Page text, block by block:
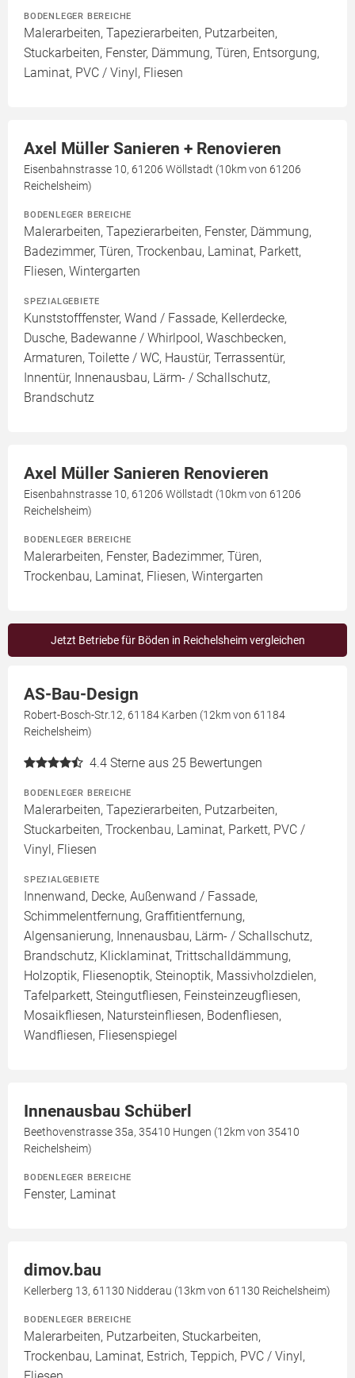
BODENLEGER BEREICHE
Malerarbeiten, Tapezierarbeiten, Putzarbeiten,
Stuckarbeiten, Fenster, Dämmung, Türen, Entsorgung,
Laminat, PVC / Vinyl, Fliesen
Axel Müller Sanieren + Renovieren
Eisenbahnstrasse 10, 61206 Wöllstadt (10km von 61206
Reichelsheim)
BODENLEGER BEREICHE
Malerarbeiten, Tapezierarbeiten, Fenster, Dämmung,
Badezimmer, Türen, Trockenbau, Laminat, Parkett,
Fliesen, Wintergarten
SPEZIALGEBIETE
Kunststofffenster, Wand / Fassade, Kellerdecke,
Dusche, Badewanne / Whirlpool, Waschbecken,
Armaturen, Toilette / WC, Haustür, Terrassentür,
Innentür, Innenausbau, Lärm- / Schallschutz,
Brandschutz
Axel Müller Sanieren Renovieren
Eisenbahnstrasse 10, 61206 Wöllstadt (10km von 61206
Reichelsheim)
BODENLEGER BEREICHE
Malerarbeiten, Fenster, Badezimmer, Türen,
Trockenbau, Laminat, Fliesen, Wintergarten
Jetzt Betriebe für Böden in Reichelsheim vergleichen
AS-Bau-Design
Robert-Bosch-Str.12, 61184 Karben (12km von 61184
Reichelsheim)
4.4 Sterne aus 25 Bewertungen
BODENLEGER BEREICHE
Malerarbeiten, Tapezierarbeiten, Putzarbeiten,
Stuckarbeiten, Trockenbau, Laminat, Parkett, PVC /
Vinyl, Fliesen
SPEZIALGEBIETE
Innenwand, Decke, Außenwand / Fassade,
Schimmelentfernung, Graffitientfernung,
Algensanierung, Innenausbau, Lärm- / Schallschutz,
Brandschutz, Klicklaminat, Trittschalldämmung,
Holzoptik, Fliesenoptik, Steinoptik, Massivholzdielen,
Tafelparkett, Steingutfliesen, Feinsteinzeugfliesen,
Mosaikfliesen, Natursteinfliesen, Bodenfliesen,
Wandfliesen, Fliesenspiegel
Innenausbau Schüberl
Beethovenstrasse 35a, 35410 Hungen (12km von 35410
Reichelsheim)
BODENLEGER BEREICHE
Fenster, Laminat
dimov.bau
Kellerberg 13, 61130 Nidderau (13km von 61130 Reichelsheim)
BODENLEGER BEREICHE
Malerarbeiten, Putzarbeiten, Stuckarbeiten,
Trockenbau, Laminat, Estrich, Teppich, PVC / Vinyl,